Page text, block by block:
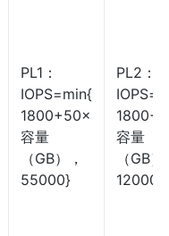
PL1：
IOPS=min{
1800+50×
容量
（GB），
55000}
PL2：
容量
（GB